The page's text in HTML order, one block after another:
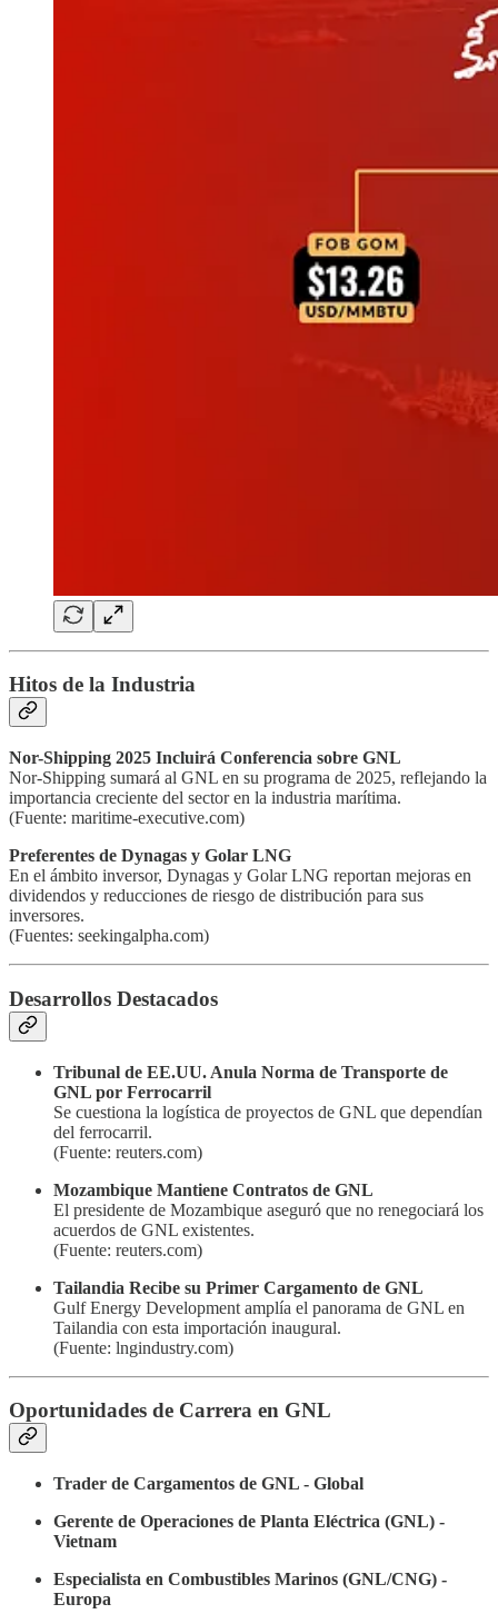
Hitos de la Industria
Nor-Shipping 2025 Incluirá Conferencia sobre GNL
Nor-Shipping sumará al GNL en su programa de 2025, reflejando la
importancia creciente del sector en la industria marítima.
(Fuente: maritime-executive.com)
Preferentes de Dynagas y Golar LNG
En el ámbito inversor, Dynagas y Golar LNG reportan mejoras en
dividendos y reducciones de riesgo de distribución para sus
inversores.
(Fuentes: seekingalpha.com)
Desarrollos Destacados
Tribunal de EE.UU. Anula Norma de Transporte de
GNL por Ferrocarril
Se cuestiona la logística de proyectos de GNL que dependían
del ferrocarril.
(Fuente: reuters.com)
Mozambique Mantiene Contratos de GNL
El presidente de Mozambique aseguró que no renegociará los
acuerdos de GNL existentes.
(Fuente: reuters.com)
Tailandia Recibe su Primer Cargamento de GNL
Gulf Energy Development amplía el panorama de GNL en
Tailandia con esta importación inaugural.
(Fuente: lngindustry.com)
Oportunidades de Carrera en GNL
Trader de Cargamentos de GNL - Global
Gerente de Operaciones de Planta Eléctrica (GNL) -
Vietnam
Especialista en Combustibles Marinos (GNL/CNG) -
Europa